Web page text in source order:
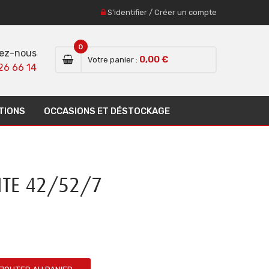
S'identifier / Créer un compte
nous
66 14
Votre panier :
0
0,00 €
OCCASIONS ET DÉSTOCKAGE
42/52/7